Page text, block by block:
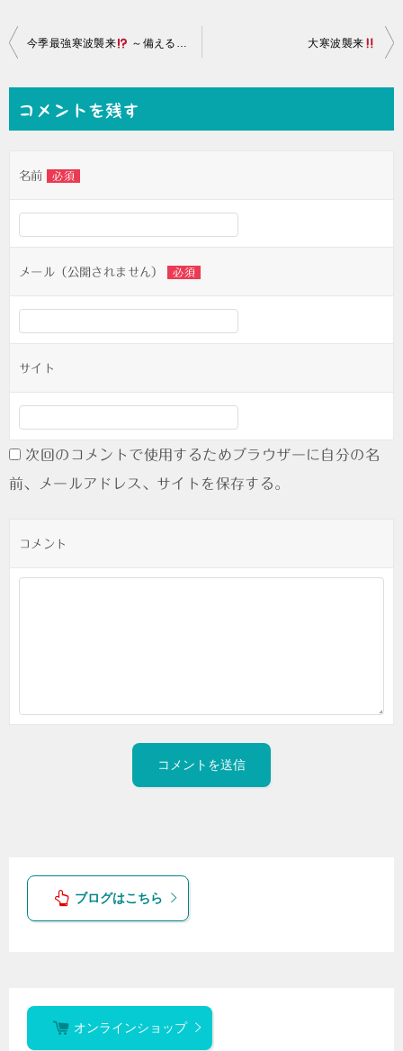
投
ビ
ー
シ
ョ
ン
今季最強寒波襲来 ～備えること～ 大寒波襲来
コメントを残す
名前 必須
メール（公開されません） 必須
サイト
次回のコメントで使用するためブラウザーに自分の名
前、メールアドレス、サイトを保存する。
コメント
ブログはこちら
オンラインショップ